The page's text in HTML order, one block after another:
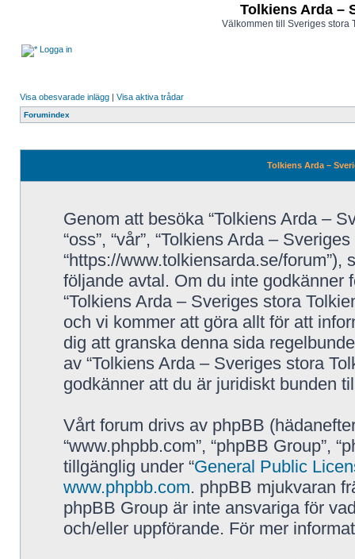
Tolkiens Arda –
Välkommen till Sveriges stora
Logga in
Visa obesvarade inlägg | Visa aktiva trådar
Forumindex
Tolkiens Arda –
Genom att besöka “Tolkiens Arda –
“oss”, “vår”, “Tolkiens Arda –
“https://www.tolkiensarda.se/
följande avtal. Om du inte godkänner
“Tolkiens Arda – Sveriges stora
och vi kommer att göra allt för att
dig att granska denna sida
av “Tolkiens Arda – Sveriges stora
godkänner att du är juridiskt bunden
Vårt forum drivs av phpBB (hädanefter
“www.phpbb.com”, “phpBB Group”,
tillgänglig under “General Public
www.phpbb.com. phpBB mjukvaran
phpBB Group är inte ansvariga för
och/eller uppförande. För mer